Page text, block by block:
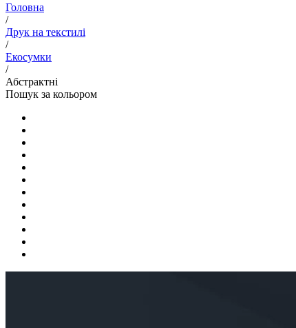
Головна
/
Друк на текстилі
/
Екосумки
/
Абстрактні
Пошук за кольором